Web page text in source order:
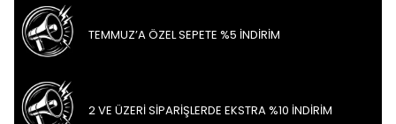
TEMMUZ’A ÖZEL SEPETE %5 İNDİRİM
2 VE ÜZERİ SİPARİŞLERDE EKSTRA %10 İNDİRİM